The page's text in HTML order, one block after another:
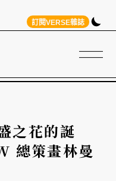
訂閱VERSE雜誌
之花的誕
總策畫林曼